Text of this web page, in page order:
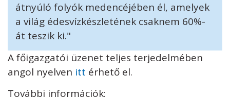
átnyúló folyók medencéjében él, amelyek
a világ édesvízkészletének csaknem 60%-
át teszik ki."
A főigazgatói üzenet teljes terjedelmében
angol nyelven itt érhető el.
További információk: